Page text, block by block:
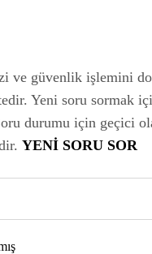
ve güvenlik işlemini
Yeni soru sormak
durumu için geçici
YENİ SORU SOR